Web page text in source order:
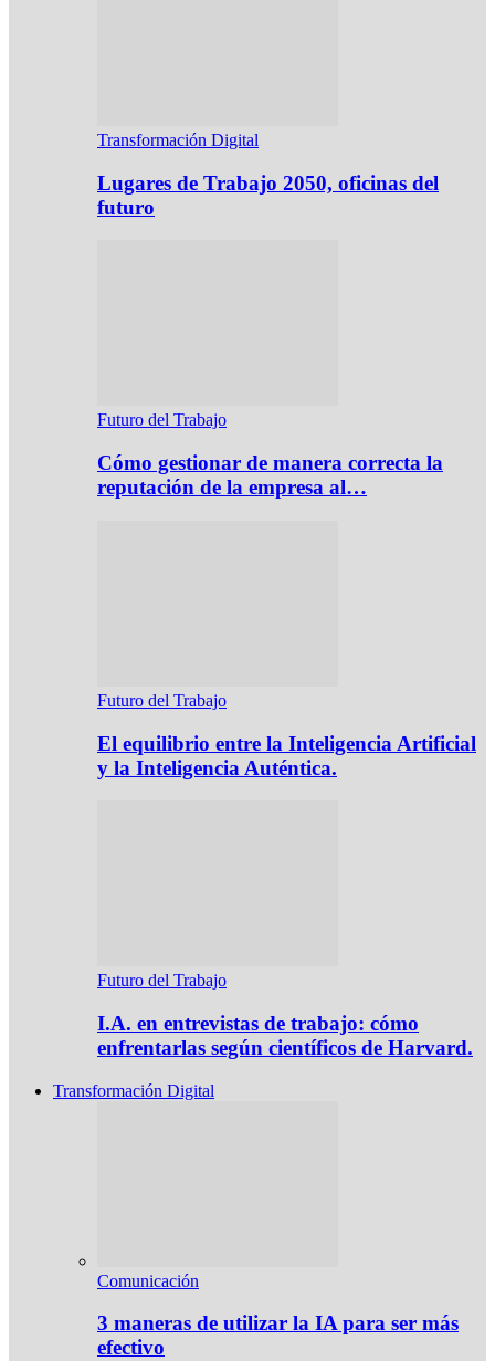
Transformación Digital
Lugares de Trabajo 2050, oficinas del
futuro
Futuro del Trabajo
Cómo gestionar de manera correcta la
reputación de la empresa al…
Futuro del Trabajo
El equilibrio entre la Inteligencia Artificial
y la Inteligencia Auténtica.
Futuro del Trabajo
I.A. en entrevistas de trabajo: cómo
enfrentarlas según científicos de Harvard.
Transformación Digital
Comunicación
3 maneras de utilizar la IA para ser más
efectivo